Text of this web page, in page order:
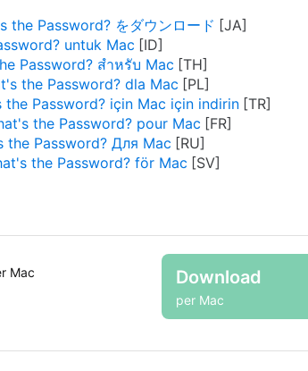
the Password? をダウンロード
untuk Mac
Password? สำหรับ Mac
the Password? dla Mac
the Password? için Mac için indirin
the Password? pour Mac
the Password? Для Mac
the Password? för Mac
Mac
Download
per Mac